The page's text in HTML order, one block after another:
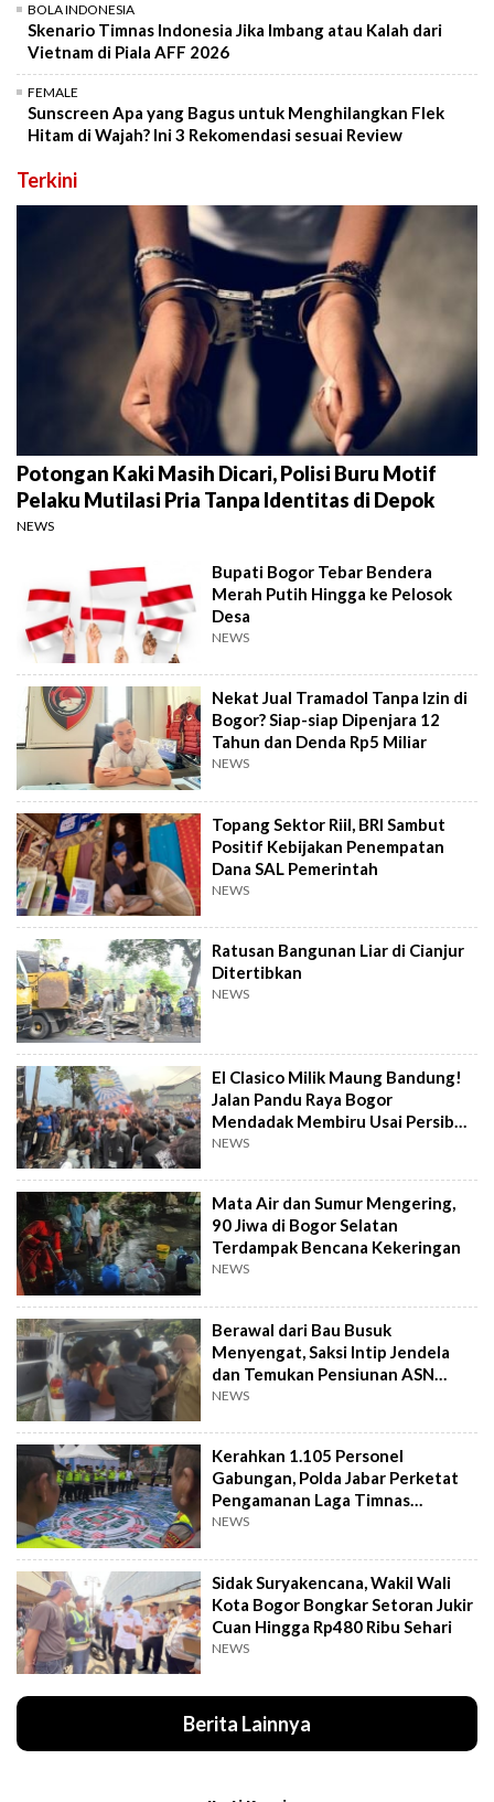
BOLA INDONESIA
Skenario Timnas Indonesia Jika Imbang atau Kalah dari
Vietnam di Piala AFF 2026
FEMALE
Sunscreen Apa yang Bagus untuk Menghilangkan Flek
Hitam di Wajah? Ini 3 Rekomendasi sesuai Review
Terkini
Potongan Kaki Masih Dicari, Polisi Buru Motif
Pelaku Mutilasi Pria Tanpa Identitas di Depok
NEWS
Bupati Bogor Tebar Bendera
Merah Putih Hingga ke Pelosok
Desa
NEWS
Nekat Jual Tramadol Tanpa Izin di
Bogor? Siap-siap Dipenjara 12
Tahun dan Denda Rp5 Miliar
NEWS
Topang Sektor Riil, BRI Sambut
Positif Kebijakan Penempatan
Dana SAL Pemerintah
NEWS
Ratusan Bangunan Liar di Cianjur
Ditertibkan
NEWS
El Clasico Milik Maung Bandung!
Jalan Pandu Raya Bogor
Mendadak Membiru Usai Persib
Libas Persija
NEWS
Mata Air dan Sumur Mengering,
90 Jiwa di Bogor Selatan
Terdampak Bencana Kekeringan
NEWS
Berawal dari Bau Busuk
Menyengat, Saksi Intip Jendela
dan Temukan Pensiunan ASN
Meninggal Kaku
NEWS
Kerahkan 1.105 Personel
Gabungan, Polda Jabar Perketat
Pengamanan Laga Timnas
Indonesia vs Vietnam
NEWS
Sidak Suryakencana, Wakil Wali
Kota Bogor Bongkar Setoran Jukir
Cuan Hingga Rp480 Ribu Sehari
NEWS
Berita Lainnya